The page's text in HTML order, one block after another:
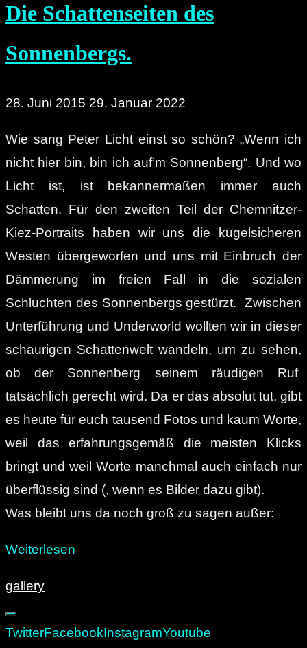
Die Schattenseiten des
Sonnenbergs.
28. Juni 2015 29. Januar 2022
Wie sang Peter Licht einst so schön? „Wenn ich
nicht hier bin, bin ich auf’m Sonnenberg“. Und wo
Licht ist, ist bekannermaßen immer auch
Schatten. Für den zweiten Teil der Chemnitzer-
Kiez-Portraits haben wir uns die kugelsicheren
Westen übergeworfen und uns mit Einbruch der
Dämmerung im freien Fall in die sozialen
Schluchten des Sonnenbergs gestürzt. Zwischen
Unterführung und Underworld wollten wir in dieser
schaurigen Schattenwelt wandeln, um zu sehen,
ob der Sonnenberg seinem räudigen Ruf
tatsächlich gerecht wird. Da er das absolut tut, gibt
es heute für euch tausend Fotos und kaum Worte,
weil das erfahrungsgemäß die meisten Klicks
bringt und weil Worte manchmal auch einfach nur
überflüssig sind (, wenn es Bilder dazu gibt).
Was bleibt uns da noch groß zu sagen außer:
Weiterlesen
Schattenseiten
gallery
TwitterFacebookInstagramYoutube